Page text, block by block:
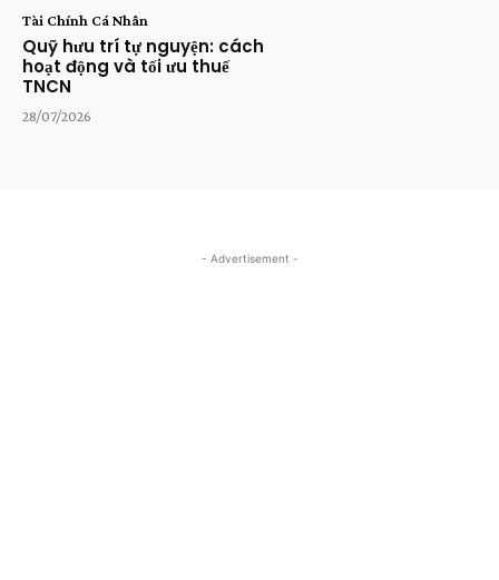
Tài Chính Cá Nhân
Quỹ hưu trí tự nguyện: cách
hoạt động và tối ưu thuế
TNCN
28/07/2026
- Advertisement -